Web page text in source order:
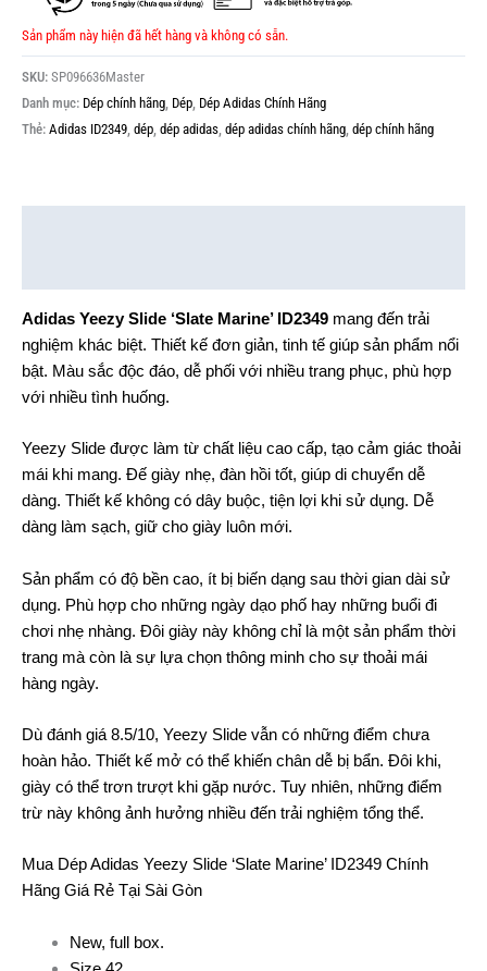
Sản phẩm này hiện đã hết hàng và không có sẵn.
SKU: SP096636Master
Danh mục: Dép chính hãng Dép Dép Adidas Chính Hãng
Thẻ: Adidas ID2349 dép dép adidas dép adidas chính hãng dép chính hãng
Adidas Yeezy Slide ‘Slate Marine’ ID2349 mang đến trải
nghiệm khác biệt. Thiết kế đơn giản, tinh tế giúp sản phẩm nổi
bật. Màu sắc độc đáo, dễ phối với nhiều trang phục, phù hợp
với nhiều tình huống.
Yeezy Slide được làm từ chất liệu cao cấp, tạo cảm giác thoải
mái khi mang. Đế giày nhẹ, đàn hồi tốt, giúp di chuyển dễ
dàng. Thiết kế không có dây buộc, tiện lợi khi sử dụng. Dễ
dàng làm sạch, giữ cho giày luôn mới.
Sản phẩm có độ bền cao, ít bị biến dạng sau thời gian dài sử
dụng. Phù hợp cho những ngày dạo phố hay những buổi đi
chơi nhẹ nhàng. Đôi giày này không chỉ là một sản phẩm thời
trang mà còn là sự lựa chọn thông minh cho sự thoải mái
hàng ngày.
Dù đánh giá 8.5/10, Yeezy Slide vẫn có những điểm chưa
hoàn hảo. Thiết kế mở có thể khiến chân dễ bị bẩn. Đôi khi,
giày có thể trơn trượt khi gặp nước. Tuy nhiên, những điểm
trừ này không ảnh hưởng nhiều đến trải nghiệm tổng thể.
Mua Dép Adidas Yeezy Slide ‘Slate Marine’ ID2349 Chính
Hãng Giá Rẻ Tại Sài Gòn
New, full box.